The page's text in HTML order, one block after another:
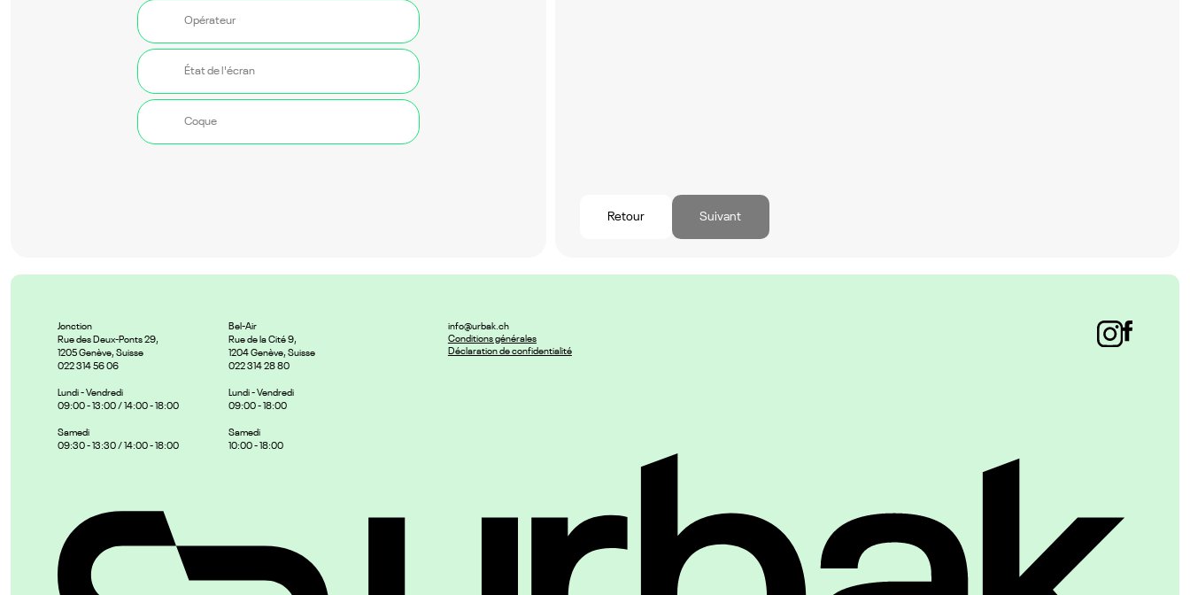
Opérateur
État de l'écran
Coque
Retour Suivant
Jonction
Rue des Deux-Ponts 29,
1205 Genève, Suisse
022 314 56 06
Lundi - Vendredi
09:00 - 13:00 / 14:00 - 18:00
Samedi
09:30 - 13:30 / 14:00 - 18:00
Bel-Air
Rue de la Cité 9,
1204 Genève, Suisse
022 314 28 80
Lundi - Vendredi
09:00 - 18:00
Samedi
10:00 - 18:00
info@urbak.ch
Conditions générales
Déclaration de confidentialité